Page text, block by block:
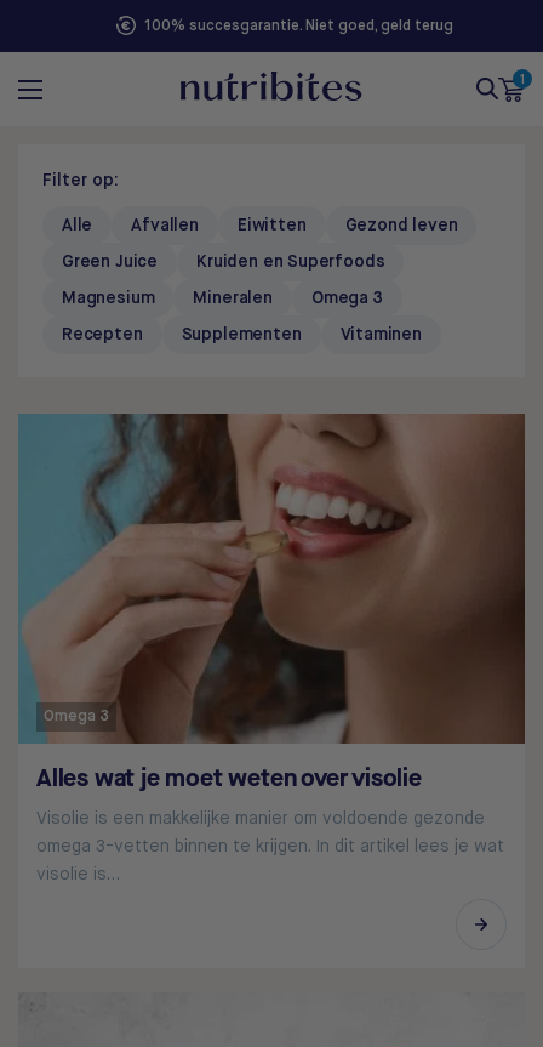
100% succesgarantie. Niet goed, geld terug
1
Filter op:
Alle Afvallen Eiwitten Gezond leven
Green Juice Kruiden en Superfoods
Magnesium Mineralen Omega 3
Recepten Supplementen Vitaminen
Omega 3
Alles wat je moet weten over visolie
Visolie is een makkelijke manier om voldoende gezonde
omega 3-vetten binnen te krijgen. In dit artikel lees je wat
visolie is…